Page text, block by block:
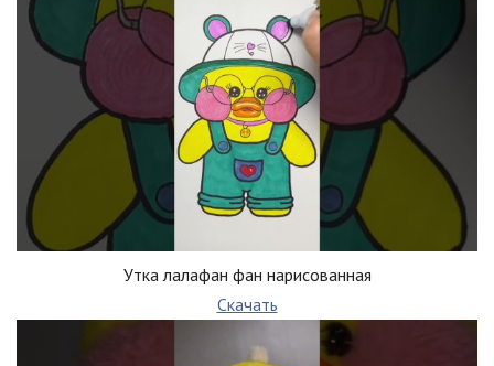
Утка лалафан фан нарисованная
Скачать